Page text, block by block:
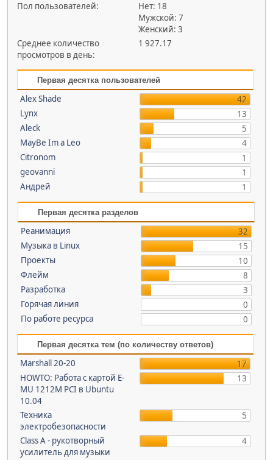
Пол пользователей:
Нет: 18
Мужской: 7
Женский: 3
Среднее количество
просмотров в день:
1 927.17
Первая десятка пользователей
Alex Shade
42
Lynx
13
Aleck
5
MayBe Im a Leo
4
Citronom
1
geovanni
1
Андрей
1
Первая десятка разделов
Реанимация
32
Музыка в Linux
15
Проекты
10
Флейм
8
Разработка
3
Горячая линия
0
По работе ресурса
0
Первая десятка тем (по количеству ответов)
Marshall 20-20
17
HOWTO: Работа с картой E-
MU 1212M PCI в Ubuntu
10.04
13
Техника
электробезопасности
5
Class A - рукотворный
усилитель для музыки
4